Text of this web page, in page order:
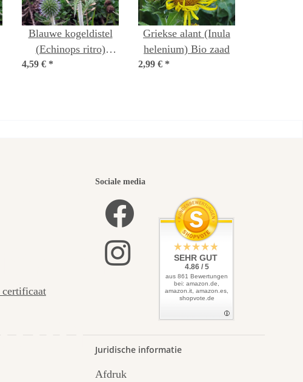
Blauwe kogeldistel
(Echinops ritro)
biologisch zaad
4,59 € *
Griekse alant (Inula
helenium) Bio zaad
2,99 € *
Sociale media
SEHR GUT
4.86 / 5
aus 861 Bewertungen
bei: amazon.de,
amazon.it, amazon.es,
shopvote.de
Juridische informatie
Afdruk